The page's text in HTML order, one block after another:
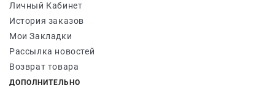
Личный Кабинет
История заказов
Мои Закладки
Рассылка новостей
Возврат товара
ДОПОЛНИТЕЛЬНО